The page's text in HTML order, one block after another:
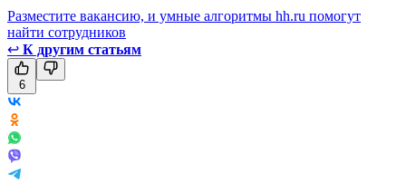
Разместите вакансию, и умные алгоритмы hh.ru помогут
найти сотрудников
↩ К другим статьям
6